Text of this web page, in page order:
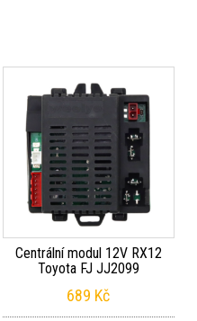
Centrální modul 12V RX12
Toyota FJ JJ2099
689 Kč